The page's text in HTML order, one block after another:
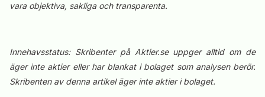
vara objektiva, sakliga och transparenta.
Innehavsstatus: Skribenter på Aktier.se uppger alltid om de
äger inte aktier eller har blankat i bolaget som analysen berör.
Skribenten av denna artikel äger inte aktier i bolaget.